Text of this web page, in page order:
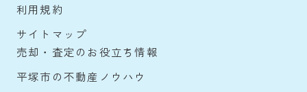
利用規約
サイトマップ
売却・査定のお役立ち情報
平塚市の不動産ノウハウ